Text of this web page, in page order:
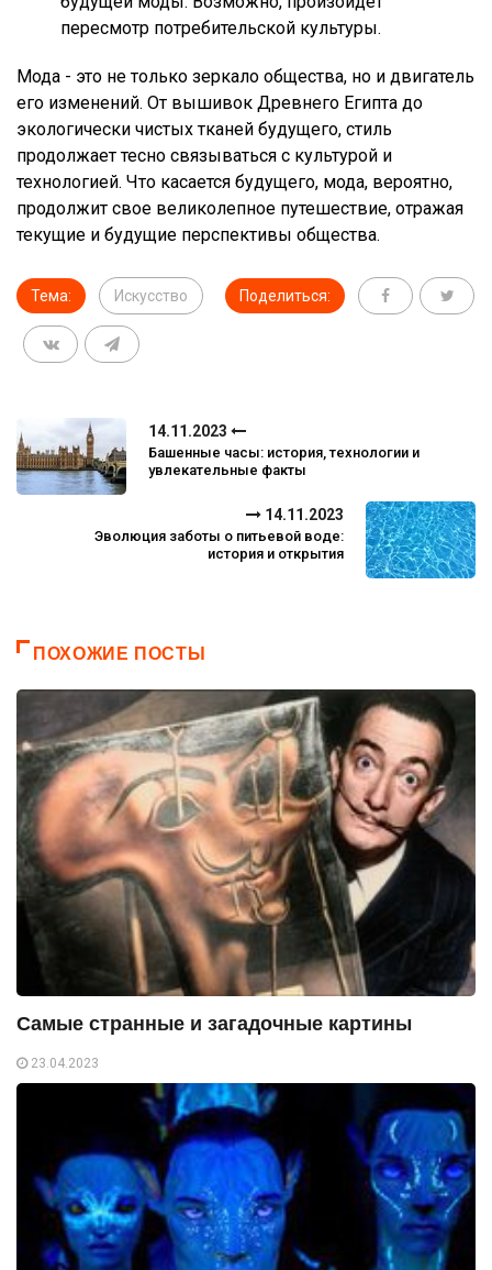
пересмотр потребительской культуры.
Мода - это не только зеркало общества, но и двигатель
его изменений. От вышивок Древнего Египта до
экологически чистых тканей будущего, стиль
продолжает тесно связываться с культурой и
технологией. Что касается будущего, мода, вероятно,
продолжит свое великолепное путешествие, отражая
текущие и будущие перспективы общества.
Тема: Искусство Поделиться:
14.11.2023
Башенные часы: история, технологии и
увлекательные факты
14.11.2023
Эволюция заботы о питьевой воде:
история и открытия
ПОХОЖИЕ ПОСТЫ
Самые странные и загадочные картины
23.04.2023